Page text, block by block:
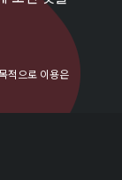
적으로 이용은